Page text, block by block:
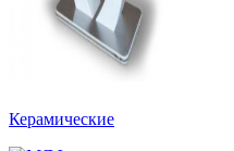
Керамические